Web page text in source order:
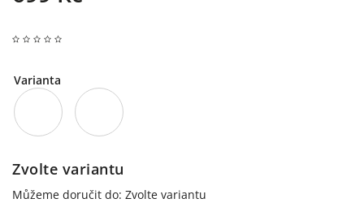
Varianta
Zvolte variantu
Můžeme doručit do: Zvolte variantu